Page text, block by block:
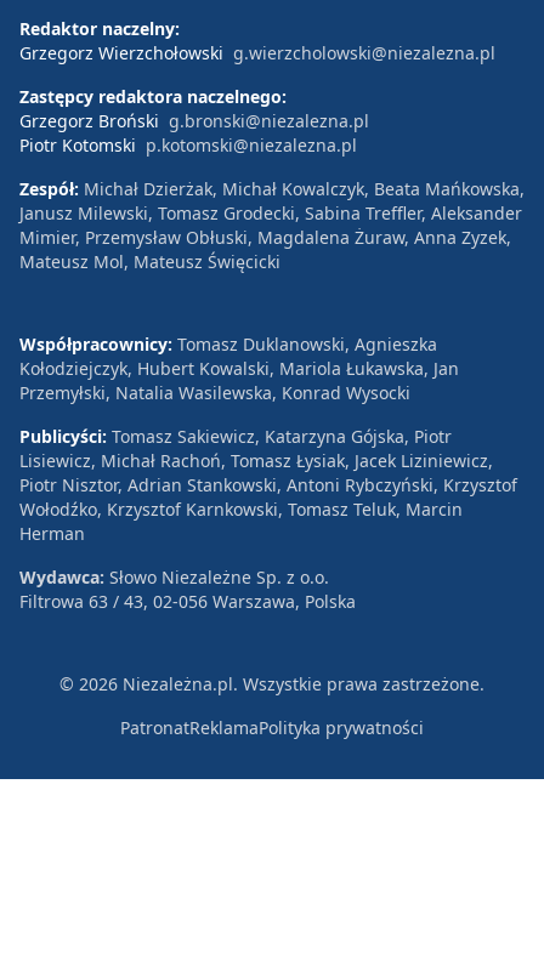
Redaktor naczelny:
Grzegorz Wierzchołowski g.wierzcholowski@niezalezna.pl
Zastępcy redaktora naczelnego:
Grzegorz Broński g.bronski@niezalezna.pl
Piotr Kotomski p.kotomski@niezalezna.pl
Zespół: Michał Dzierżak, Michał Kowalczyk, Beata Mańkowska,
Janusz Milewski, Tomasz Grodecki, Sabina Treffler, Aleksander
Mimier, Przemysław Obłuski, Magdalena Żuraw, Anna Zyzek,
Mateusz Mol, Mateusz Święcicki
Współpracownicy: Tomasz Duklanowski, Agnieszka
Kołodziejczyk, Hubert Kowalski, Mariola Łukawska, Jan
Przemyłski, Natalia Wasilewska, Konrad Wysocki
Publicyści: Tomasz Sakiewicz, Katarzyna Gójska, Piotr
Lisiewicz, Michał Rachoń, Tomasz Łysiak, Jacek Liziniewicz,
Piotr Nisztor, Adrian Stankowski, Antoni Rybczyński, Krzysztof
Wołodźko, Krzysztof Karnkowski, Tomasz Teluk, Marcin
Herman
Wydawca: Słowo Niezależne Sp. z o.o.
Filtrowa 63 / 43, 02-056 Warszawa, Polska
© 2026 Niezależna.pl. Wszystkie prawa zastrzeżone.
PatronatReklamaPolityka prywatności